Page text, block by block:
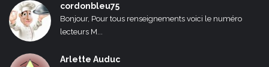
cordonbleu75
Bonjour, Pour tous renseignements voici le numéro
lecteurs M...
Arlette Auduc